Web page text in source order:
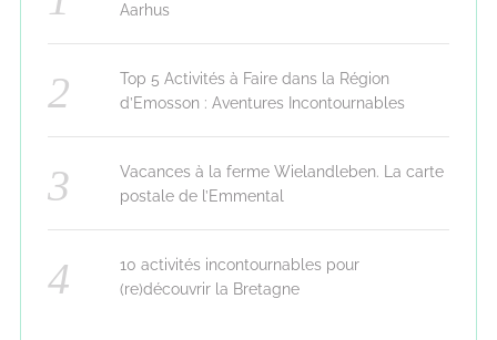
Aarhus
Top 5 Activités à Faire dans la Région
d’Emosson : Aventures Incontournables
Vacances à la ferme Wielandleben. La carte
postale de l’Emmental
10 activités incontournables pour
(re)découvrir la Bretagne